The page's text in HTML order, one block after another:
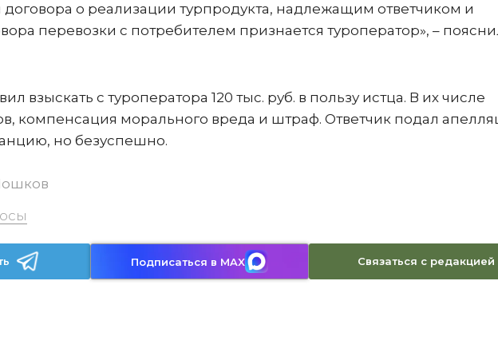
о реализации турпродукта, надлежащим ответчиком и
перевозки с потребителем признается туроператор», –
взыскать с туроператора 120 тыс. руб. в пользу истца. В их числе
компенсация морального вреда и штраф. Ответчик подал
но безуспешно.
Подписаться в MAX Связаться с редакцией